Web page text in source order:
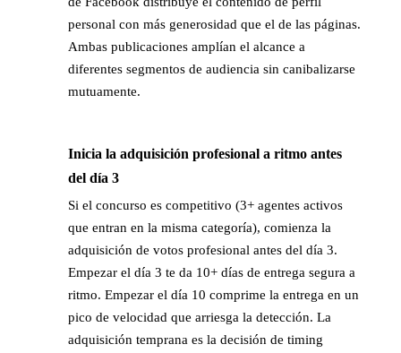
personal con más generosidad que el de las páginas.
Ambas publicaciones amplían el alcance a
diferentes segmentos de audiencia sin canibalizarse
mutuamente.
Inicia la adquisición profesional a ritmo antes
del día 3
Si el concurso es competitivo (3+ agentes activos
que entran en la misma categoría), comienza la
adquisición de votos profesional antes del día 3.
Empezar el día 3 te da 10+ días de entrega segura a
ritmo. Empezar el día 10 comprime la entrega en un
pico de velocidad que arriesga la detección. La
adquisición temprana es la decisión de timing